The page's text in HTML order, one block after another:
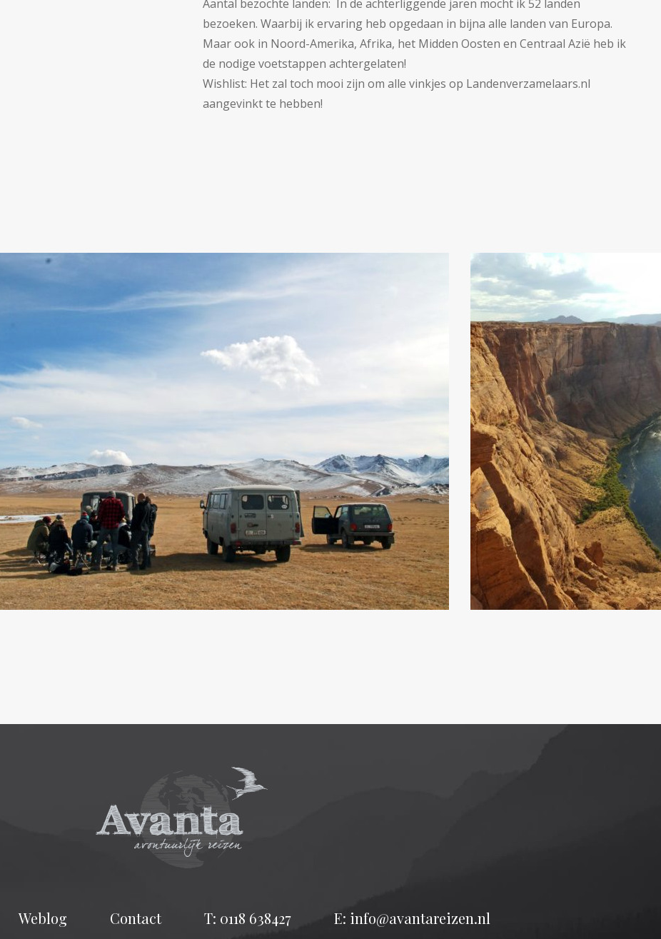
Aantal bezochte landen: In de achterliggende jaren mocht ik 52 landen
bezoeken. Waarbij ik ervaring heb opgedaan in bijna alle landen van Europa.
Maar ook in Noord-Amerika, Afrika, het Midden Oosten en Centraal Azië heb ik
de nodige voetstappen achtergelaten!
Wishlist: Het zal toch mooi zijn om alle vinkjes op Landenverzamelaars.nl
aangevinkt te hebben!
Weblog Contact T: 0118 638427 E: info@avantareizen.nl